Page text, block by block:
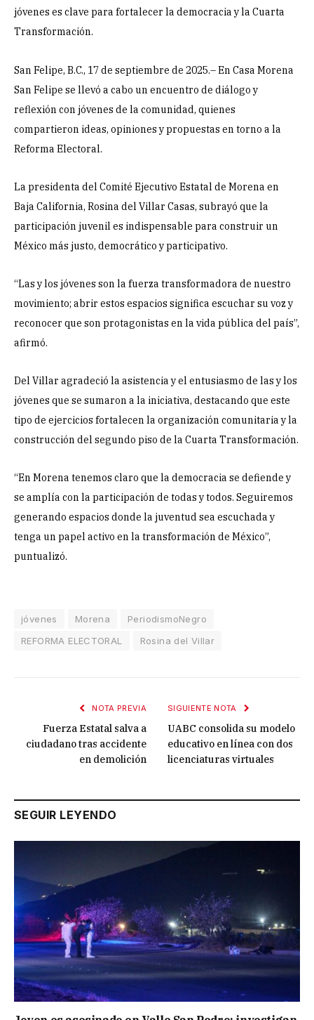
jóvenes es clave para fortalecer la democracia y la Cuarta
Transformación.
San Felipe, B.C., 17 de septiembre de 2025.– En Casa Morena
San Felipe se llevó a cabo un encuentro de diálogo y
reflexión con jóvenes de la comunidad, quienes
compartieron ideas, opiniones y propuestas en torno a la
Reforma Electoral.
La presidenta del Comité Ejecutivo Estatal de Morena en
Baja California, Rosina del Villar Casas, subrayó que la
participación juvenil es indispensable para construir un
México más justo, democrático y participativo.
“Las y los jóvenes son la fuerza transformadora de nuestro
movimiento; abrir estos espacios significa escuchar su voz y
reconocer que son protagonistas en la vida pública del país”,
afirmó.
Del Villar agradeció la asistencia y el entusiasmo de las y los
jóvenes que se sumaron a la iniciativa, destacando que este
tipo de ejercicios fortalecen la organización comunitaria y la
construcción del segundo piso de la Cuarta Transformación.
“En Morena tenemos claro que la democracia se defiende y
se amplía con la participación de todas y todos. Seguiremos
generando espacios donde la juventud sea escuchada y
tenga un papel activo en la transformación de México”,
puntualizó.
jóvenes Morena
PeriodismoNegro
REFORMA ELECTORAL
Rosina del Villar
NOTA PREVIA
Fuerza Estatal salva a
ciudadano tras accidente
en demolición
SIGUIENTE NOTA
UABC consolida su modelo
educativo en línea con dos
licenciaturas virtuales
SEGUIR LEYENDO